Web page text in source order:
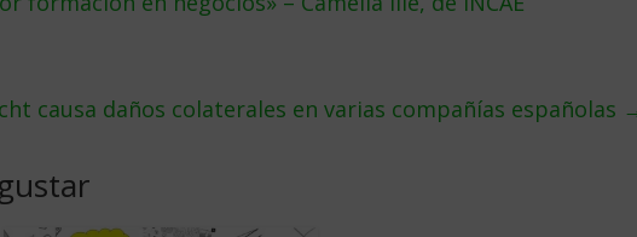
causa daños colaterales en varias compañías españolas